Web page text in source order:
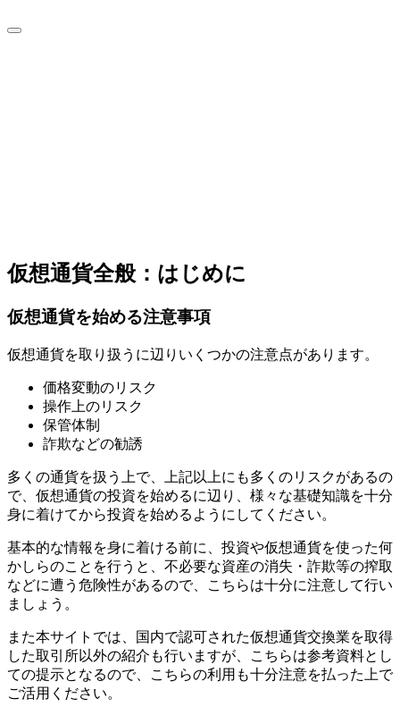
仮想通貨全般：はじめに
仮想通貨を始める注意事項
仮想通貨を取り扱うに辺りいくつかの注意点があります。
価格変動のリスク
操作上のリスク
保管体制
詐欺などの勧誘
多くの通貨を扱う上で、上記以上にも多くのリスクがあるの
で、仮想通貨の投資を始めるに辺り、様々な基礎知識を十分
身に着けてから投資を始めるようにしてください。
基本的な情報を身に着ける前に、投資や仮想通貨を使った何
かしらのことを行うと、不必要な資産の消失・詐欺等の搾取
などに遭う危険性があるので、こちらは十分に注意して行い
ましょう。
また本サイトでは、国内で認可された仮想通貨交換業を取得
した取引所以外の紹介も行いますが、こちらは参考資料とし
ての提示となるので、こちらの利用も十分注意を払った上で
ご活用ください。